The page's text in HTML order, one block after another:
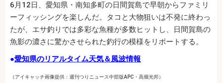
6月12日、愛知県・南知多町の日間賀島で早朝からファミリ
ーフィッシングを楽しんだ。タコと大物狙いは不発に終わっ
たが、エサ釣りでは多彩な魚種が多数ヒットし、日間賀島の
魚影の濃さに驚かさせられた釣行の模様をリポートする。
●愛知県のリアルタイム天気＆風波情報
（アイキャッチ画像提供：週刊つりニュース中部版APC・高畑光邦）